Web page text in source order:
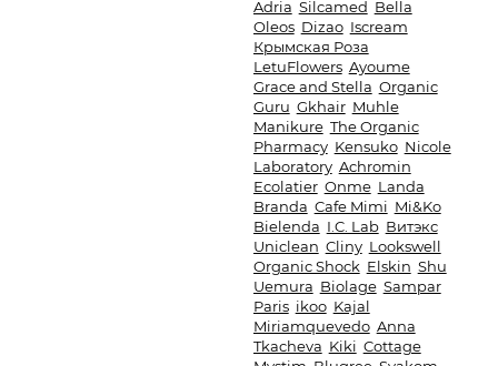
Adria Silcamed Bella
Oleos Dizao Iscream
Крымская Роза
LetuFlowers Ayoume
Grace and Stella Organic
Guru Gkhair Muhle
Manikure The Organic
Pharmacy Kensuko Nicole
Laboratory Achromin
Ecolatier Onme Landa
Branda Cafe Mimi Mi&Ko
Bielenda I.C. Lab Витэкс
Uniclean Cliny Lookswell
Organic Shock Elskin Shu
Uemura Biolage Sampar
Paris ikoo Kajal
Miriamquevedo Anna
Tkacheva Kiki Cottage